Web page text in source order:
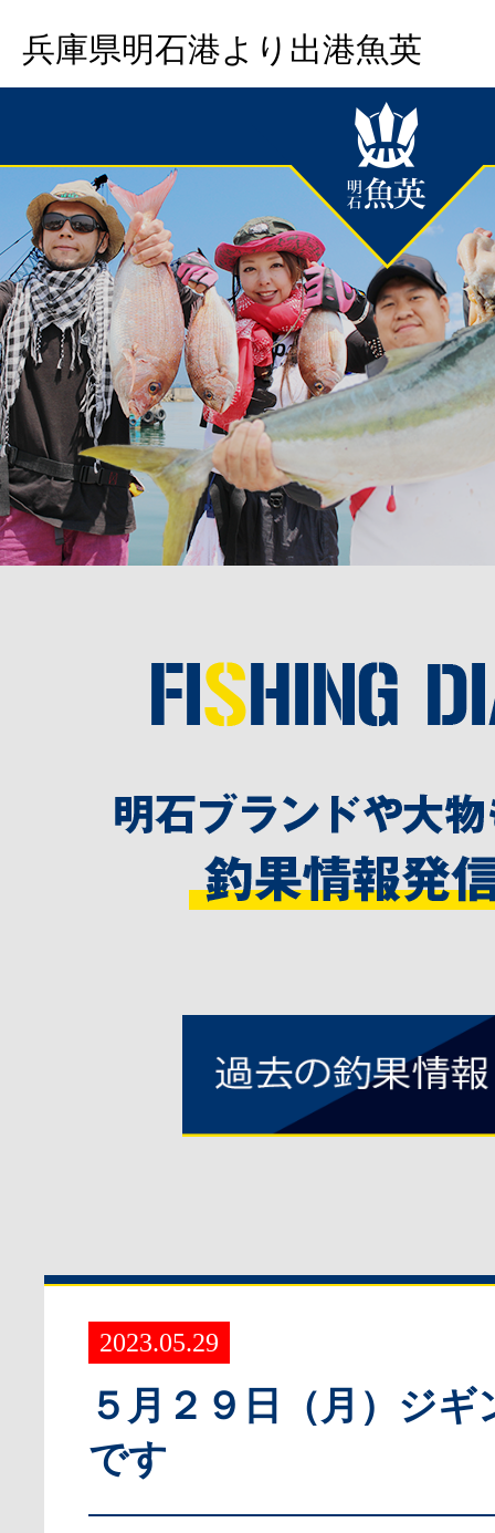
兵庫県明石港より出港魚英
2023.05.29
５月２９日（月）ジギ
です